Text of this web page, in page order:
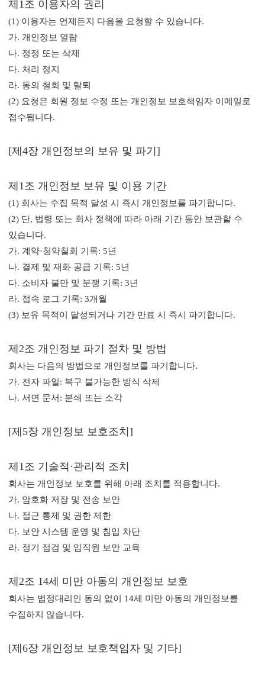
제1조 이용자의 권리
(1) 이용자는 언제든지 다음을 요청할 수 있습니다.
가. 개인정보 열람
나. 정정 또는 삭제
다. 처리 정지
라. 동의 철회 및 탈퇴
(2) 요청은 회원 정보 수정 또는 개인정보 보호책임자 이메일로
접수됩니다.
[제4장 개인정보의 보유 및 파기]
제1조 개인정보 보유 및 이용 기간
(1) 회사는 수집 목적 달성 시 즉시 개인정보를 파기합니다.
(2) 단, 법령 또는 회사 정책에 따라 아래 기간 동안 보관할 수
있습니다.
가. 계약·청약철회 기록: 5년
나. 결제 및 재화 공급 기록: 5년
다. 소비자 불만 및 분쟁 기록: 3년
라. 접속 로그 기록: 3개월
(3) 보유 목적이 달성되거나 기간 만료 시 즉시 파기합니다.
제2조 개인정보 파기 절차 및 방법
회사는 다음의 방법으로 개인정보를 파기합니다.
가. 전자 파일: 복구 불가능한 방식 삭제
나. 서면 문서: 분쇄 또는 소각
[제5장 개인정보 보호조치]
제1조 기술적·관리적 조치
회사는 개인정보 보호를 위해 아래 조치를 적용합니다.
가. 암호화 저장 및 전송 보안
나. 접근 통제 및 권한 제한
다. 보안 시스템 운영 및 침입 차단
라. 정기 점검 및 임직원 보안 교육
제2조 14세 미만 아동의 개인정보 보호
회사는 법정대리인 동의 없이 14세 미만 아동의 개인정보를
수집하지 않습니다.
[제6장 개인정보 보호책임자 및 기타]